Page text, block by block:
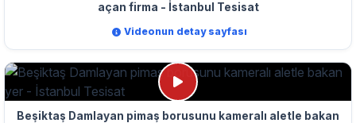
açan firma - İstanbul Tesisat
Videonun detay sayfası
Beşiktaş Damlayan pimaş borusunu kameralı aletle bakan